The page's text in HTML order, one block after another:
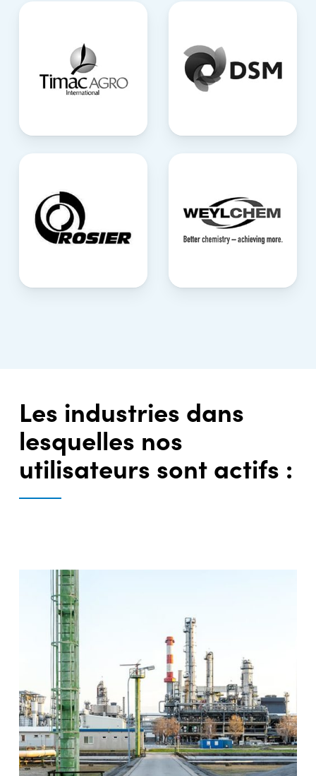
Les industries dans
lesquelles nos
utilisateurs sont actifs :